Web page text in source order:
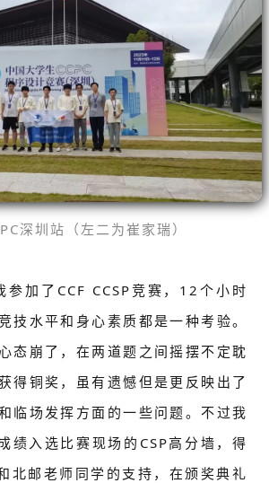
深圳站（左二为崔家瑞）
加了CCF CCSP竞赛，12个小时
技水平和身心素质都是一种考验。
态崩了，在两道题之间摇摆不定耽
得铜奖，虽有遗憾但是更反映出了
临场发挥方面的一些问题。不过我
绩入选比赛现场的CSP高分墙，得
北邮老师同学的支持，在颁奖典礼